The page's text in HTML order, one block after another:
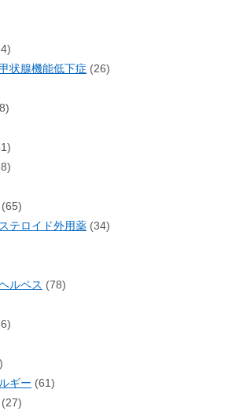
状腺機能低下症 (26)
(65)
テロイド外用薬 (34)
ルペス (78)
ギー (61)
(27)